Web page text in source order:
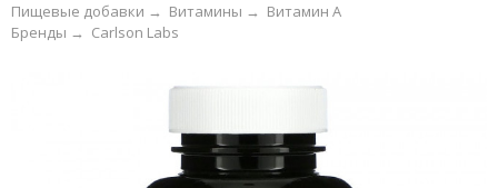
Пищевые добавки → Витамины → Витамин А
Carlson Labs
Бренды →